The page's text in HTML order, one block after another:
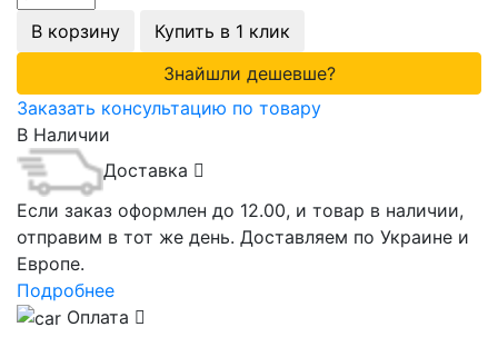
В корзину
Купить в 1 клик
Знайшли дешевше?
Заказать консультацию по товару
В Наличии
Доставка
Если заказ оформлен до 12.00, и товар в наличии,
отправим в тот же день. Доставляем по Украине и
Европе.
Подробнее
Оплата